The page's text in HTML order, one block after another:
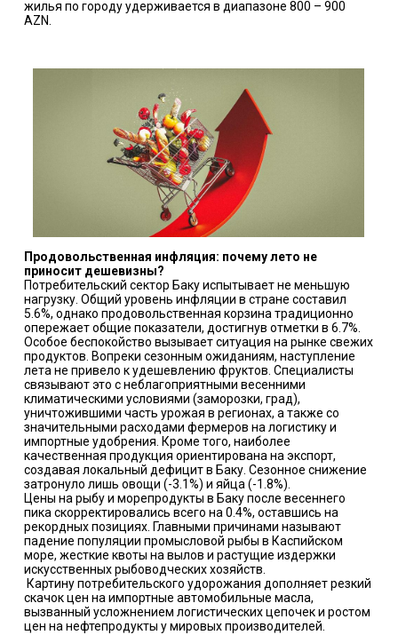
жилья по городу удерживается в диапазоне 800 – 900
AZN.
Продовольственная инфляция: почему лето не
приносит дешевизны?
Потребительский сектор Баку испытывает не меньшую
нагрузку. Общий уровень инфляции в стране составил
5.6%, однако продовольственная корзина традиционно
опережает общие показатели, достигнув отметки в 6.7%.
Особое беспокойство вызывает ситуация на рынке свежих
продуктов. Вопреки сезонным ожиданиям, наступление
лета не привело к удешевлению фруктов. Специалисты
связывают это с неблагоприятными весенними
климатическими условиями (заморозки, град),
уничтожившими часть урожая в регионах, а также со
значительными расходами фермеров на логистику и
импортные удобрения. Кроме того, наиболее
качественная продукция ориентирована на экспорт,
создавая локальный дефицит в Баку. Сезонное снижение
затронуло лишь овощи (-3.1%) и яйца (-1.8%).
Цены на рыбу и морепродукты в Баку после весеннего
пика скорректировались всего на 0.4%, оставшись на
рекордных позициях. Главными причинами называют
падение популяции промысловой рыбы в Каспийском
море, жесткие квоты на вылов и растущие издержки
искусственных рыбоводческих хозяйств.
Картину потребительского удорожания дополняет резкий
скачок цен на импортные автомобильные масла,
вызванный усложнением логистических цепочек и ростом
цен на нефтепродукты у мировых производителей.